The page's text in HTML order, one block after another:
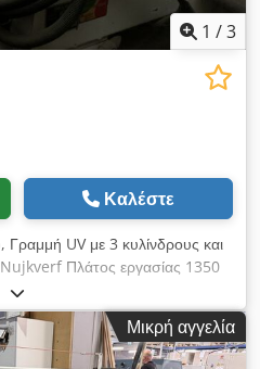
1 /3
Καλέστε
, Γραμμή UV με 3 κυλίνδρους και
Πλάτος εργασίας 1350
Μικρή αγγελία